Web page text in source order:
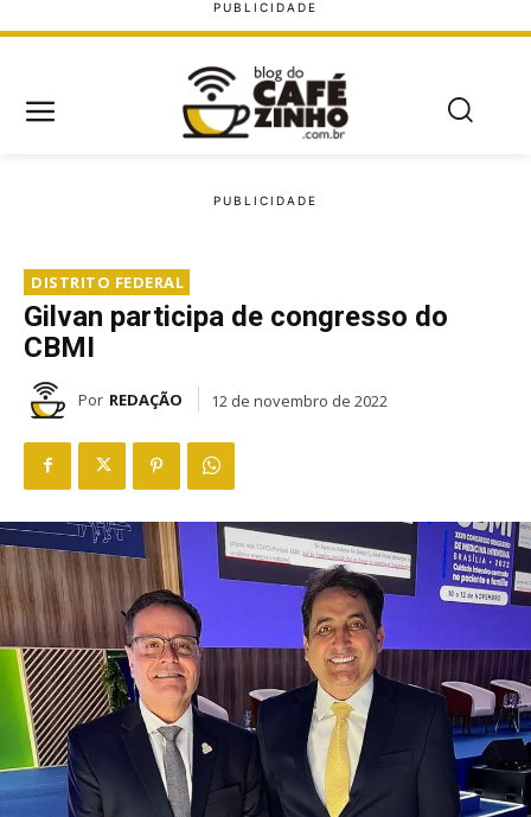
DISTRITO FEDERAL
Gilvan participa de congresso do
CBMI
Por REDAÇÃO 12 de novembro de 2022